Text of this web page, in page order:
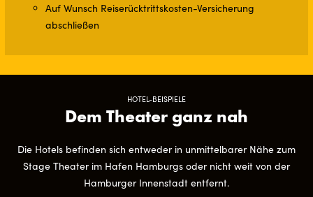
Auf Wunsch Reiserücktrittskosten-Versicherung
abschließen
HOTEL-BEISPIELE
Dem Theater ganz nah
Die Hotels befinden sich entweder in unmittelbarer Nähe zum
Stage Theater im Hafen Hamburgs oder nicht weit von der
Hamburger Innenstadt entfernt.